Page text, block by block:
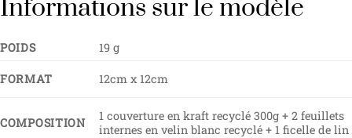
Informations sur le modèle
POIDS 19 g
FORMAT 12cm x 12cm
COMPOSITION
1 couverture en kraft recyclé 300g + 2 feuillets
internes en velin blanc recyclé + 1 ficelle de lin